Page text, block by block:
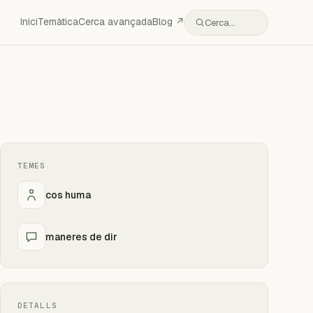
IniciTemàticaCerca avançadaBlog ↗ Cerca…
TEMES
cos huma
maneres de dir
DETALLS